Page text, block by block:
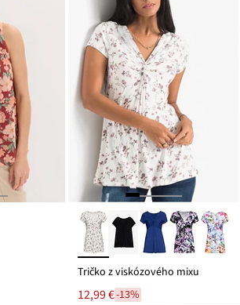
Tričko z viskózového mixu
12,99 €-13%